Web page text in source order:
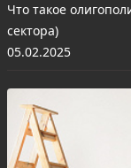
Что такое
сектора)
05.02.2025